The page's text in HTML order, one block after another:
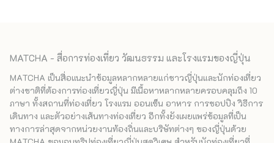
MATCHA - สื่อการท่องเที่ยว วัฒนธรรม และโรงแรมของญี่ปุ่น
MATCHA เป็นสื่อแนะนำข้อมูลหลากหลายแก่ชาวญี่ปุ่นและนักท่องเที่ยว
ต่างชาติที่ต้องการท่องเที่ยวญี่ปุ่น มีเนื้อหาหลากหลายครอบคลุมถึง 10
ภาษา ทั้งสถานที่ท่องเที่ยว โรงแรม ออนเซ็น อาหาร การชอปปิง วิธีการ
เดินทาง และตัวอย่างเส้นทางท่องเที่ยว อีกทั้งยังเผยแพร่ข้อมูลที่เป็น
ทางการล่าสุดจากหน่วยงานท้องถิ่นและบริษัทต่างๆ ของญี่ปุ่นด้วย